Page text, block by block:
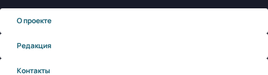
О проекте
Редакция
Контакты